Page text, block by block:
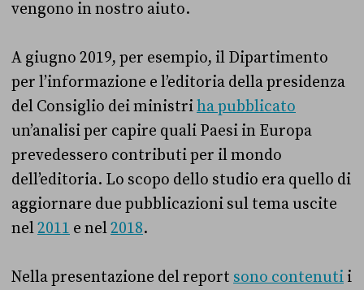
vengono in nostro aiuto.
A giugno 2019, per esempio, il Dipartimento
per l’informazione e l’editoria della presidenza
del Consiglio dei ministriha pubblicato
un’analisi per capire quali Paesi in Europa
prevedessero contributi per il mondo
dell’editoria. Lo scopo dello studio era quello di
aggiornare due pubblicazioni sul tema uscite
nel2011 e nel2018.
Nella presentazione del report sono contenuti i